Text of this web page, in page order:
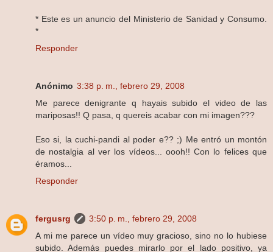
* Este es un anuncio del Ministerio de Sanidad y Consumo.
*
Responder
Anónimo 3:38 p. m., febrero 29, 2008
Me parece denigrante q hayais subido el video de las
mariposas!! Q pasa, q quereis acabar con mi imagen???
Eso si, la cuchi-pandi al poder e?? ;) Me entró un montón
de nostalgia al ver los vídeos... oooh!! Con lo felices que
éramos...
Responder
fergusrg
3:50 p. m., febrero 29, 2008
A mi me parece un vídeo muy gracioso, sino no lo hubiese
subido. Además puedes mirarlo por el lado positivo, ya